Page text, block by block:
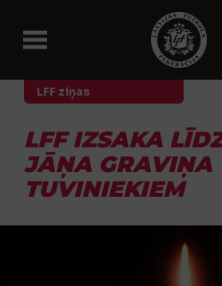
LFF ziņas
LFF IZSAKA
JĀŅA GRAVIŅA
TUVINIEKIEM